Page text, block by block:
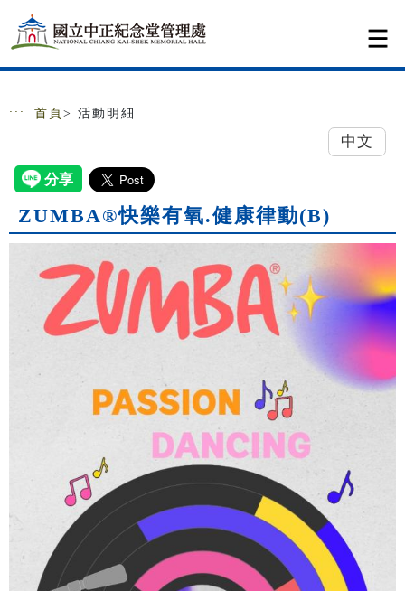
跳到主要內容
網站導覽
::: 首頁 > 活動明細
中文
ZUMBA®快樂有氧.健康律動(B)